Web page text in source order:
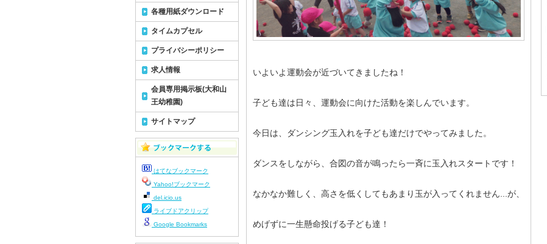
いよいよ運動会が近づいてきましたね！
子ども達は日々、運動会に向けた活動を楽しんでいます。
今日は、ダンシング玉入れを子ども達だけでやってみました。
ダンスをしながら、合図の音が鳴ったら一斉に玉入れスタートです！
なかなか難しく、高さを低くしてもあまり玉が入ってくれません...が、
めげずに一生懸命投げる子ども達！
各種用紙ダウンロード
タイムカプセル
プライバシーポリシー
求人情報
会員専用掲示板(大和山
王幼稚園)
サイトマップ
はてなブックマーク
Yahoo!ブックマーク
del.icio.us
ライブドアクリップ
Google Bookmarks